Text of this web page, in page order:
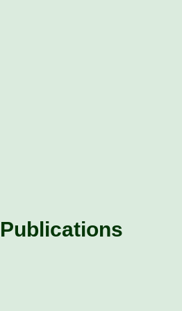
Publications